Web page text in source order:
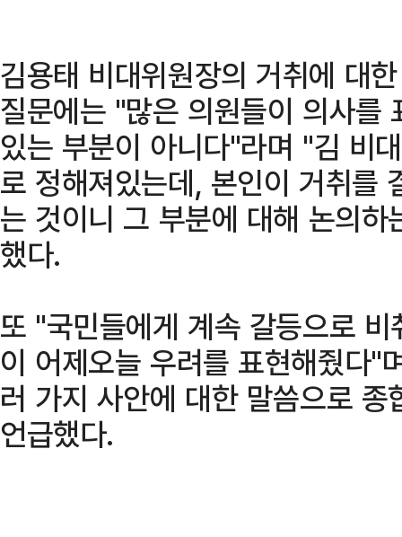
김용태 비대위원장의 거취에 대
질문에는 "많은 의원들이 의사를
있는 부분이 아니다"라며 "김 비
로 정해져있는데, 본인이 거취를
는 것이니 그 부분에 대해 논의
했다.
또 "국민들에게 계속 갈등으로
이 어제오늘 우려를 표현해줬다"
러 가지 사안에 대한 말씀으로
언급했다.